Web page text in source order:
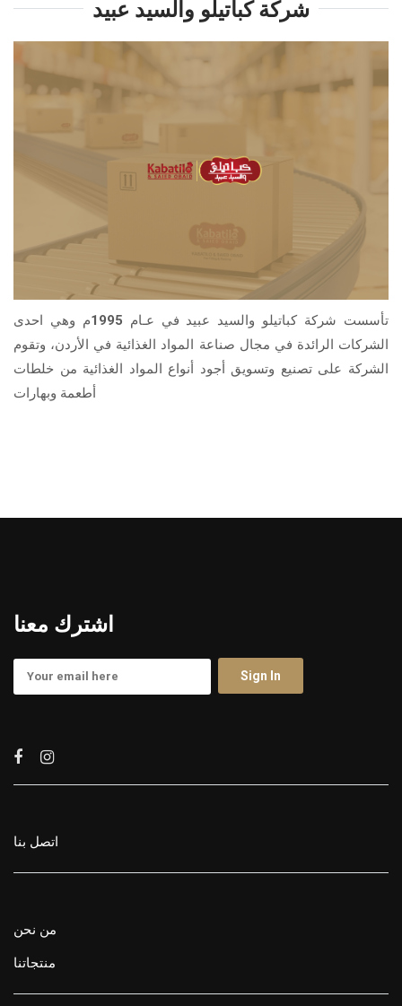
شركة كباتيلو والسيد عبيد
تأسست شركة كباتيلو والسيد عبيد في عـام 1995م وهي احدى
الشركات الرائدة في مجال صناعة المواد الغذائية في الأردن، وتقوم
الشركة على تصنيع وتسويق أجود أنواع المواد الغذائية من خلطات
أطعمة وبهارات
اشترك معنا
اتصل بنا
من نحن
منتجاتنا